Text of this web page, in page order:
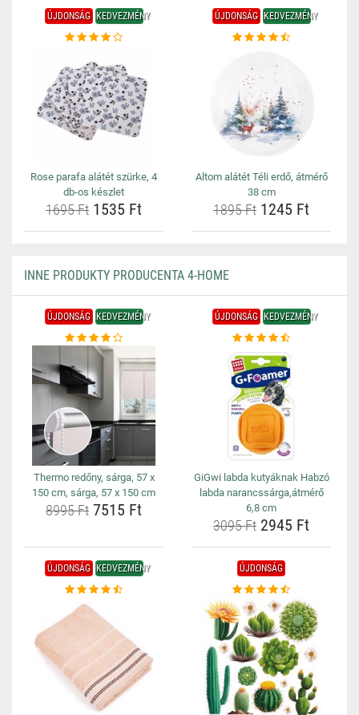
ÚJDONSÁG KEDVEZMÉNY
Rose parafa alátét szürke, 4
db-os készlet
1695 Ft 1535 Ft
ÚJDONSÁG KEDVEZMÉNY
Altom alátét Téli erdő, átmérő
38 cm
1895 Ft 1245 Ft
INNE PRODUKTY PRODUCENTA 4-HOME
ÚJDONSÁG KEDVEZMÉNY
Thermo redőny, sárga, 57 x
150 cm, sárga, 57 x 150 cm
8995 Ft 7515 Ft
ÚJDONSÁG KEDVEZMÉNY
GiGwi labda kutyáknak Habzó
labda narancssárga,átmérő
6,8 cm
3095 Ft 2945 Ft
ÚJDONSÁG KEDVEZMÉNY ÚJDONSÁG